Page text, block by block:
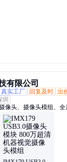
有限公司
真实工厂 回复及时 出
圳
像头、摄像头模组、全
像头、AHD摄像头、数
摄像头模组、无人机摄
车载摄像头、120fps摄
头、USB摄像头模组、
头模组、树莓派摄像头